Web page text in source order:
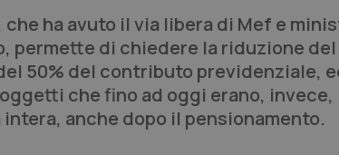
che ha avuto il via libera di Mef e
permette di chiedere la riduzione del
50% del contributo previdenziale,
che fino ad oggi erano, invece,
anche dopo il pensionamento.